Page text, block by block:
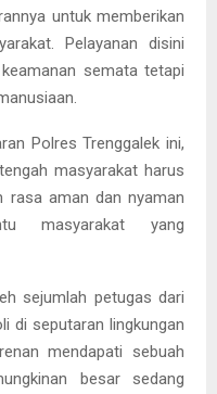
untuk memberikan
Pelayanan disini
semata tetapi
Polres Trenggalek ini,
masyarakat harus
rasa aman dan nyaman
masyarakat yang
sejumlah petugas dari
di seputaran lingkungan
mendapati sebuah
besar sedang